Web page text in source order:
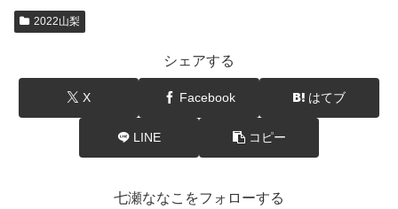
2022山梨
シェアする
X Facebook はてブ
LINE コピー
七瀬ななこをフォローする